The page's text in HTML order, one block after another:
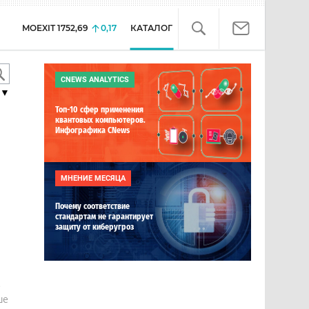
MOEXIT 1752,69 0,17 КАТАЛОГ
CNEWS ANALYTICS
Топ-10 сфер применения
квантовых компьютеров.
Инфографика CNews
МНЕНИЕ МЕСЯЦА
Почему соответствие
стандартам не гарантирует
защиту от киберугроз